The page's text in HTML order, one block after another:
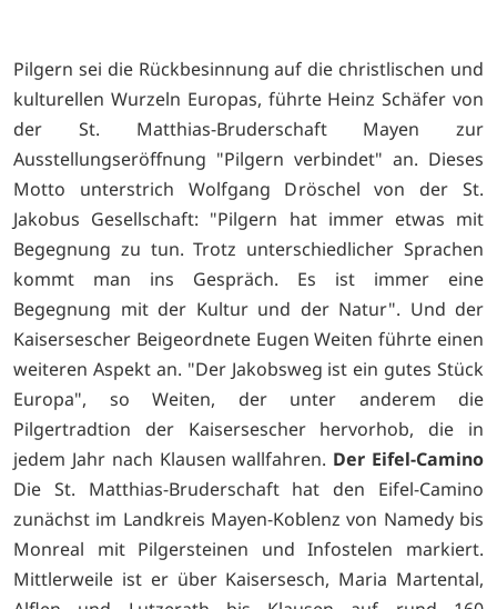
Pilgern sei die Rückbesinnung auf die christlischen und
kulturellen Wurzeln Europas, führte Heinz Schäfer von
der St. Matthias-Bruderschaft Mayen zur
Ausstellungseröffnung "Pilgern verbindet" an. Dieses
Motto unterstrich Wolfgang Dröschel von der St.
Jakobus Gesellschaft: "Pilgern hat immer etwas mit
Begegnung zu tun. Trotz unterschiedlicher Sprachen
kommt man ins Gespräch. Es ist immer eine
Begegnung mit der Kultur und der Natur". Und der
Kaisersescher Beigeordnete Eugen Weiten führte einen
weiteren Aspekt an. "Der Jakobsweg ist ein gutes Stück
Europa", so Weiten, der unter anderem die
Pilgertradtion der Kaisersescher hervorhob, die in
jedem Jahr nach Klausen wallfahren. Der Eifel-Camino
Die St. Matthias-Bruderschaft hat den Eifel-Camino
zunächst im Landkreis Mayen-Koblenz von Namedy bis
Monreal mit Pilgersteinen und Infostelen markiert.
Mittlerweile ist er über Kaisersesch, Maria Martental,